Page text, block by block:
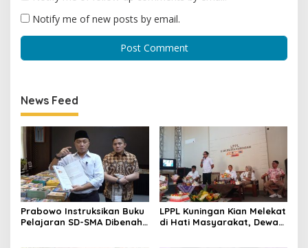
Notify me of new posts by email.
News Feed
Prabowo Instruksikan Buku
Pelajaran SD-SMA Dibenahi,
LPPL Kuningan Kian Melekat
di Hati Masyarakat, Dewas